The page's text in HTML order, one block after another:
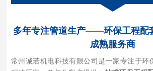
多年专注管道生产——环保工程配
成熟服务商
常州诚若机电科技有限公司是一家专注于环